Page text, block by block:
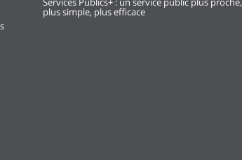
plus simple, plus efficace